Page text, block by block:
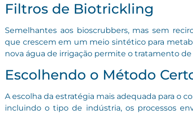
Filtros de Biotrickling
Semelhantes aos bioscrubbers, mas sem
que crescem em um meio sintético para
nova água de irrigação permite o tratamento
Escolhendo o Método
A escolha da estratégia mais adequada para o
incluindo o tipo de indústria, os processos